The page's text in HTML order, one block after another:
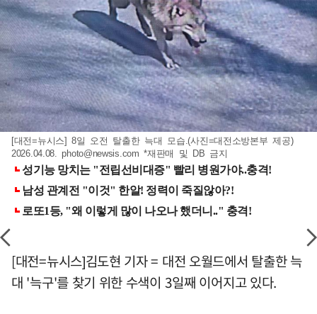
[대전=뉴시스] 8일 오전 탈출한 늑대 모습.(사진=대전소방본부 제공)
2026.04.08.photo@newsis.com *재판매 및 DB 금지
[대전=뉴시스]김도현 기자 = 대전 오월드에서 탈출한 늑
대 '늑구'를 찾기 위한 수색이 3일째 이어지고 있다.